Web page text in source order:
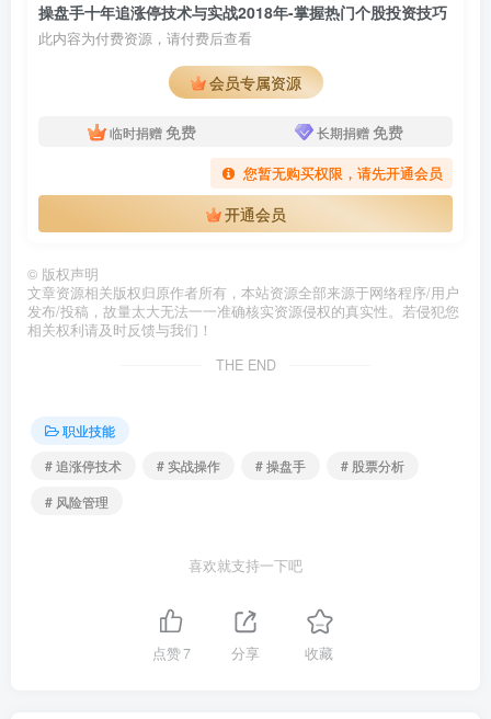
操盘手十年追涨停技术与实战2018年-掌握热门个股投资技巧
此内容为付费资源，请付费后查看
会员专属资源
临时捐赠免费 长期捐赠免费
您暂无购买权限，请先开通会员
开通会员
© 版权声明
文章资源相关版权归原作者所有，本站资源全部来源于网络程序/用户
发布/投稿，故量太大无法一一准确核实资源侵权的真实性。若侵犯您
相关权利请及时反馈与我们！
THE END
职业技能
# 追涨停技术
# 实战操作 # 操盘手
# 股票分析
# 风险管理
喜欢就支持一下吧
点赞7 分享 收藏